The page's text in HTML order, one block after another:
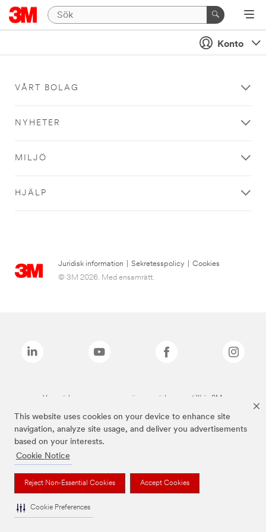
This website uses cookies on your device to enhance site
navigation, analyze site usage, and deliver you advertisements
based on your interests.
Cookie Notice
Reject Non-Essential Cookies Accept Cookies
Cookie Preferences
Konto
VÅRT BOLAG
NYHETER
MILJÖ
HJÄLP
Juridisk information Sekretesspolicy
Cookies
© 3M 2026. Med ensamrätt.
Varumärken som anges ovan är varumärken som tillhör 3M.